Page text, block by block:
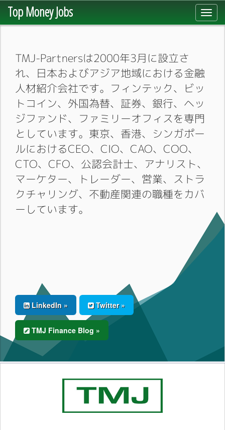
Top Money Jobs
TMJ-Partnersは2000年3月に設立さ
れ、日本およびアジア地域における金融
人材紹介会社です。フィンテック、ビッ
トコイン、外国為替、証券、銀行、ヘッ
ジファンド、ファミリーオフィスを専門
としています。東京、香港、シンガポー
ルにおけるCEO、CIO、CAO、COO、
CTO、CFO、公認会計士、アナリスト、
マーケター、トレーダー、営業、ストラ
クチャリング、不動産関連の職種をカバ
ーしています。
LinkedIn » Twitter »
TMJ Finance Blog »